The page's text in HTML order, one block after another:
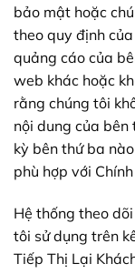
bảo mật hoặc
theo quy định
quảng cáo của
web khác hoặc
rằng chúng tôi
nội dung của
kỳ bên thứ ba
phù hợp với
Hệ thống theo
tôi sử dụng trên
Tiếp Thị Lại